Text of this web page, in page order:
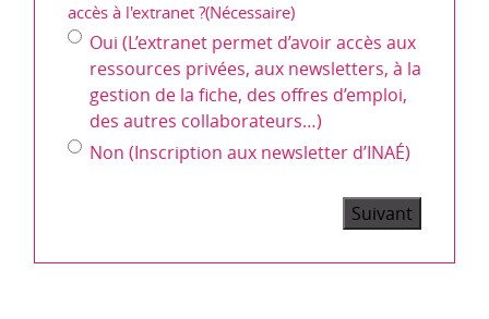
accès à l'extranet ?(Nécessaire)
Oui (L’extranet permet d’avoir accès aux
ressources privées, aux newsletters, à la
gestion de la fiche, des offres d’emploi,
des autres collaborateurs…)
Non (Inscription aux newsletter d’INAÉ)